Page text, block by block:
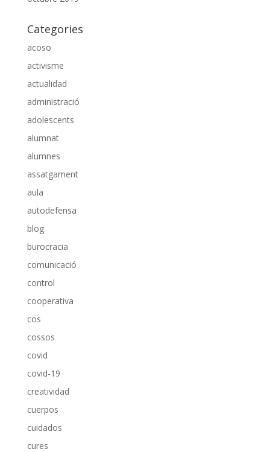
Categories
acoso
activisme
actualidad
administració
adolescents
alumnat
alumnes
assatgament
aula
autodefensa
blog
burocracia
comunicació
control
cooperativa
cos
cossos
covid
covid-19
creatividad
cuerpos
cuidados
cures